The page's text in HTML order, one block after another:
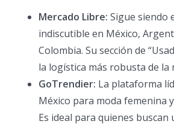
Mercado Libre: Sigue siendo
indiscutible en México,
Colombia. Su sección de
la logística más robusta de la
GoTrendier: La plataforma
México para moda femenina
Es ideal para quienes buscan